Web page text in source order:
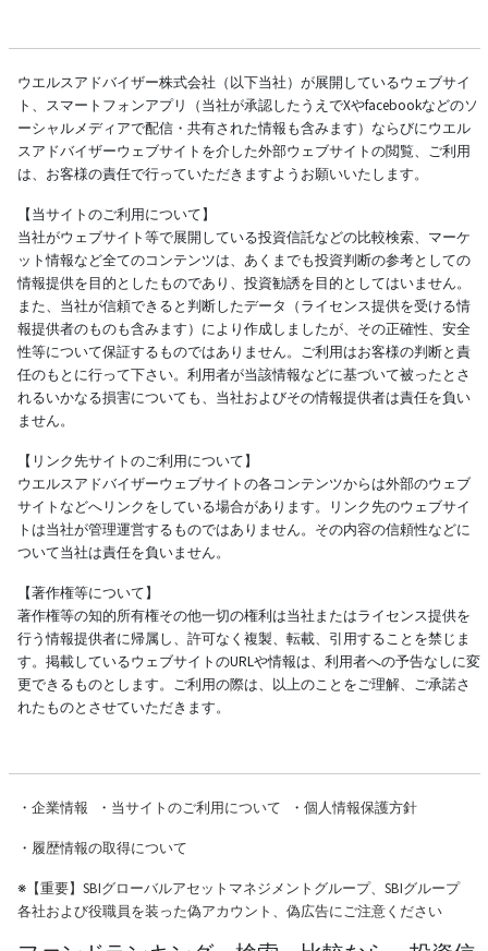
ウエルスアドバイザー株式会社（以下当社）が展開しているウェブサイ
ト、スマートフォンアプリ（当社が承認したうえでXやfacebookなどのソ
ーシャルメディアで配信・共有された情報も含みます）ならびにウエル
スアドバイザーウェブサイトを介した外部ウェブサイトの閲覧、ご利用
は、お客様の責任で行っていただきますようお願いいたします。
【当サイトのご利用について】
当社がウェブサイト等で展開している投資信託などの比較検索、マーケ
ット情報など全てのコンテンツは、あくまでも投資判断の参考としての
情報提供を目的としたものであり、投資勧誘を目的としてはいません。
また、当社が信頼できると判断したデータ（ライセンス提供を受ける情
報提供者のものも含みます）により作成しましたが、その正確性、安全
性等について保証するものではありません。ご利用はお客様の判断と責
任のもとに行って下さい。利用者が当該情報などに基づいて被ったとさ
れるいかなる損害についても、当社およびその情報提供者は責任を負い
ません。
【リンク先サイトのご利用について】
ウエルスアドバイザーウェブサイトの各コンテンツからは外部のウェブ
サイトなどへリンクをしている場合があります。リンク先のウェブサイ
トは当社が管理運営するものではありません。その内容の信頼性などに
ついて当社は責任を負いません。
【著作権等について】
著作権等の知的所有権その他一切の権利は当社またはライセンス提供を
行う情報提供者に帰属し、許可なく複製、転載、引用することを禁じま
す。掲載しているウェブサイトのURLや情報は、利用者への予告なしに変
更できるものとします。ご利用の際は、以上のことをご理解、ご承諾さ
れたものとさせていただきます。
・ 企業情報 ・ 当サイトのご利用について ・ 個人情報保護方針
・ 履歴情報の取得について
※【重要】SBIグローバルアセットマネジメントグループ、SBIグループ
各社および役職員を装った偽アカウント、偽広告にご注意ください